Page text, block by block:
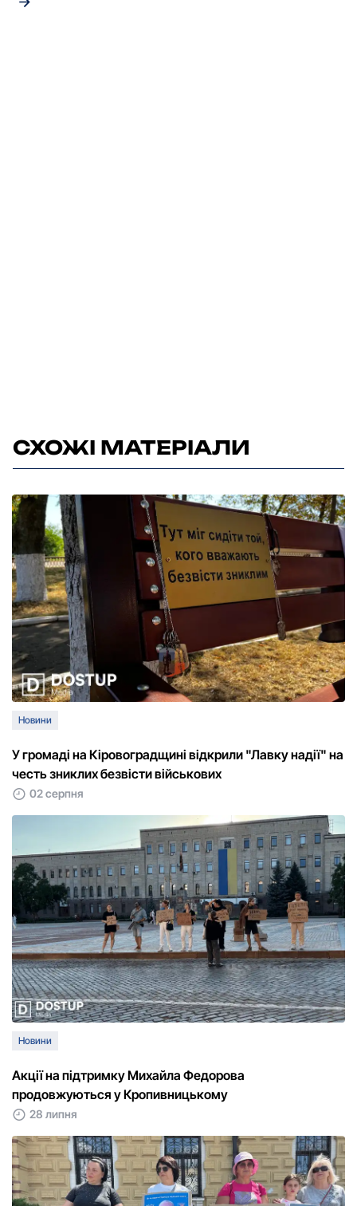
СХОЖІ МАТЕРІАЛИ
Новини
У громаді на Кіровоградщині відкрили "Лавку надії" на
честь зниклих безвісти військових
02 серпня
Новини
Акції на підтримку Михайла Федорова
продовжуються у Кропивницькому
28 липня